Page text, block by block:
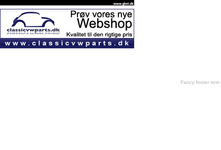
Fancy footer